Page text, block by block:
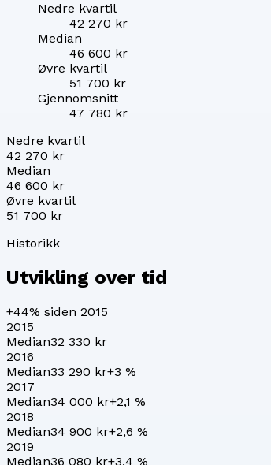
Nedre kvartil
42 270 kr
Median
46 600 kr
Øvre kvartil
51 700 kr
Gjennomsnitt
47 780 kr
Nedre kvartil
42 270 kr
Median
46 600 kr
Øvre kvartil
51 700 kr
Historikk
Utvikling over tid
+44% siden 2015
2015
Median32 330 kr
2016
Median33 290 kr+3 %
2017
Median34 000 kr+2,1 %
2018
Median34 900 kr+2,6 %
2019
Median36 080 kr+3,4 %